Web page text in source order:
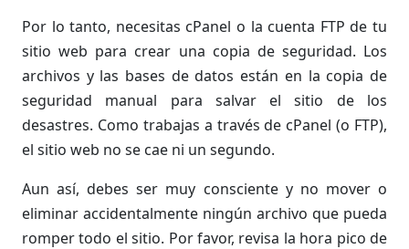
Por lo tanto, necesitas cPanel o la cuenta FTP de tu
sitio web para crear una copia de seguridad. Los
archivos y las bases de datos están en la copia de
seguridad manual para salvar el sitio de los
desastres. Como trabajas a través de cPanel (o FTP),
el sitio web no se cae ni un segundo.
Aun así, debes ser muy consciente y no mover o
eliminar accidentalmente ningún archivo que pueda
romper todo el sitio. Por favor, revisa la hora pico de